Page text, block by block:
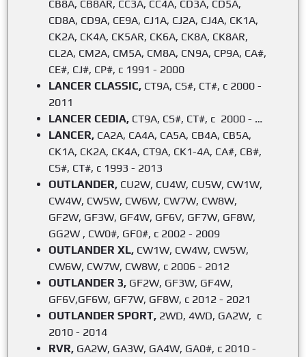
CB8A, CB8AR, CC3A, CC4A, CD3A, CD5A,
CD8A, CD9A, CE9A, CJ1A, CJ2A, CJ4A, CK1A,
CK2A, CK4A, CK5AR, CK6A, CK8A, CK8AR,
CL2A, CM2A, CM5A, CM8A, CN9A, CP9A, CA#,
CE#, CJ#, CP#, с 1991 - 2000
LANCER CLASSIC, CT9A, CS#, CT#, с 2000 -
2011
LANCER CEDIA, CT9A, CS#, CT#, с 2000 - …
LANCER, CA2A, CA4A, CA5A, CB4A, CB5A,
CK1A, CK2A, CK4A, CT9A, CK1-4A, CA#, CB#,
CS#, CT#, с 1993 - 2013
OUTLANDER, CU2W, CU4W, CU5W, CW1W,
CW4W, CW5W, CW6W, CW7W, CW8W,
GF2W, GF3W, GF4W, GF6V, GF7W, GF8W,
GG2W , CW0#, GF0#, с 2002 - 2009
OUTLANDER XL, CW1W, CW4W, CW5W,
CW6W, CW7W, CW8W, c 2006 - 2012
OUTLANDER 3, GF2W, GF3W, GF4W,
GF6V,GF6W, GF7W, GF8W, с 2012 - 2021
OUTLANDER SPORT, 2WD, 4WD, GA2W, с
2010 - 2014
RVR, GA2W, GA3W, GA4W, GA0#, с 2010 -